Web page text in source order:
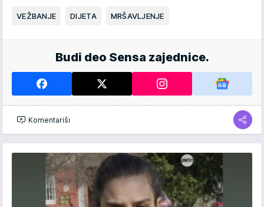
VEŽBANJE DIJETA MRŠAVLJENJE
Budi deo Sensa zajednice.
Komentariši